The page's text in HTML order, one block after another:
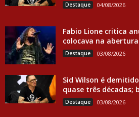
Destaque 04/08/2026
Fabio Lione critica
colocava na abertura
Destaque 03/08/2026
Sid Wilson é
quase três décadas;
Destaque 03/08/2026